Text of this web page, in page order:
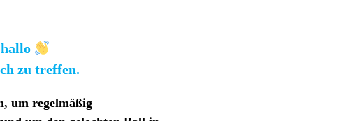
zu treffen.
um regelmäßig